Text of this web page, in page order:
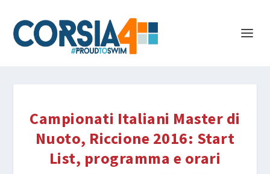
Campionati Italiani Master di
Nuoto, Riccione 2016: Start
List, programma e orari